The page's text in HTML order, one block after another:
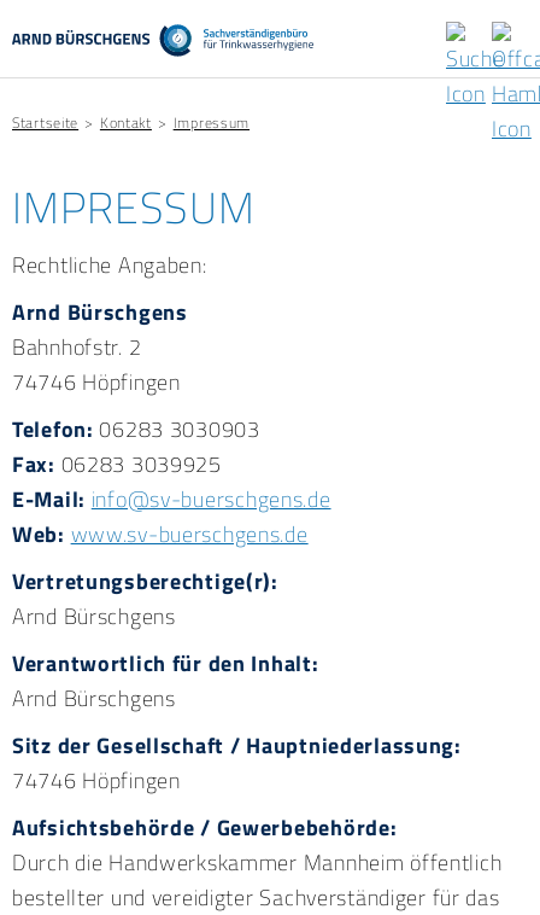
Startseite Kontakt Impressum
IMPRESSUM
Rechtliche Angaben:
Arnd Bürschgens
Bahnhofstr. 2
74746 Höpfingen
Telefon: 06283 3030903
Fax: 06283 3039925
E-Mail: info@sv-buerschgens.de
Web: www.sv-buerschgens.de
Vertretungsberechtige(r):
Arnd Bürschgens
Verantwortlich für den Inhalt:
Arnd Bürschgens
Sitz der Gesellschaft / Hauptniederlassung:
74746 Höpfingen
Aufsichtsbehörde / Gewerbebehörde:
Durch die Handwerkskammer Mannheim öffentlich
bestellter und vereidigter Sachverständiger für das